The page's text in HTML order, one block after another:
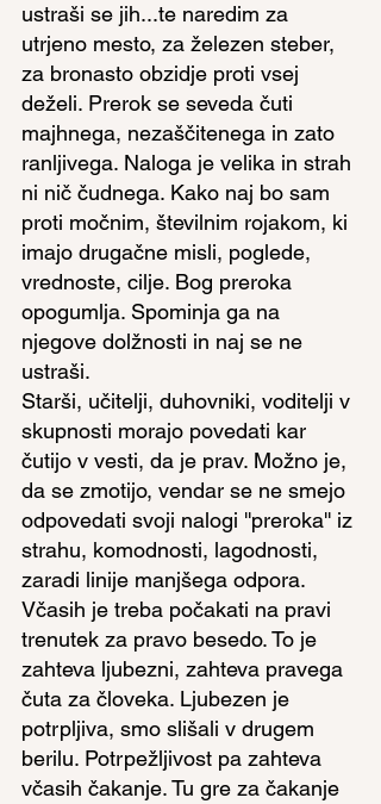
ustraši se jih...te naredim za
utrjeno mesto, za železen steber,
za bronasto obzidje proti vsej
deželi. Prerok se seveda čuti
majhnega, nezaščitenega in zato
ranljivega. Naloga je velika in strah
ni nič čudnega. Kako naj bo sam
proti močnim, številnim rojakom, ki
imajo drugačne misli, poglede,
vrednoste, cilje. Bog preroka
opogumlja. Spominja ga na
njegove dolžnosti in naj se ne
ustraši.
Starši, učitelji, duhovniki, voditelji v
skupnosti morajo povedati kar
čutijo v vesti, da je prav. Možno je,
da se zmotijo, vendar se ne smejo
odpovedati svoji nalogi ''preroka'' iz
strahu, komodnosti, lagodnosti,
zaradi linije manjšega odpora.
Včasih je treba počakati na pravi
trenutek za pravo besedo. To je
zahteva ljubezni, zahteva pravega
čuta za človeka. Ljubezen je
potrpljiva, smo slišali v drugem
berilu. Potrpežljivost pa zahteva
včasih čakanje. Tu gre za čakanje